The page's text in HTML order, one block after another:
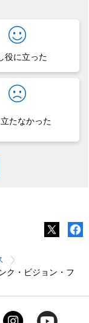
役に立った
たなかった
ク・ビジョン・フ